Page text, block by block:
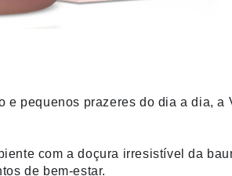
e pequenos prazeres do dia a dia,
com a doçura irresistível da
de bem-estar.